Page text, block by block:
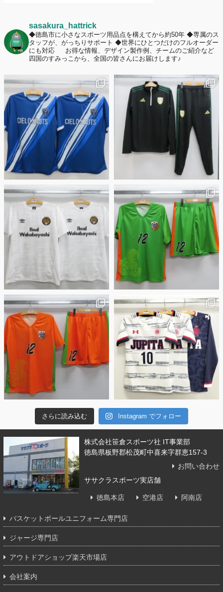
sasakura_hattrick
◆徳島市に小さなスポーツ用品点を構えてから約50年 ◆専属のス
タッフが、がっちりサポート ◆世界にひとつだけのフルオーダー
にも対応
お得な情報、デザイン製作例、チームのご紹介など
四国のすみっこから、全国の皆さんにお届けします♪
さらに読み込む Instagram でフォロー
株式会社笹倉スポーツ社 IT事業部
徳島県板野郡松茂町中喜来字群恵157-3
お問い合わせ
ササクラスポーツ実店舗
徳島本店 空港店 阿南店
バスケットボールユニフォーム専門店
ジャージ専門店
アウトドアショップ楽天市場店
会社案内